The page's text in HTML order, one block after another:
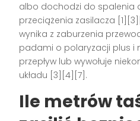
albo dochodzi do spalenia
przeciążenia zasilacza
wynika z zaburzenia
padami o polaryzacji plus i
przepływ lub wywołuje
układu [3][4][7].
Ile metrów